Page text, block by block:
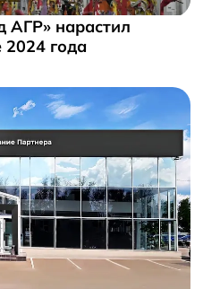
АГР» нарастил
2024 года